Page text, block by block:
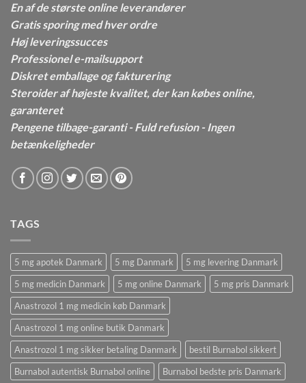
En af de største online leverandører
Gratis sporing med hver ordre
Høj leveringssucces
Professionel e-mailsupport
Diskret emballage og fakturering
Steroider af højeste kvalitet, der kan købes online,
garanteret
Pengene tilbage-garanti - Fuld refusion - Ingen
betænkeligheder
TAGS
5 mg apotek Danmark 5 mg Danmark
5 mg levering Danmark
5 mg medicin Danmark
5 mg online Danmark
5 mg pris Danmark
Anastrozol 1 mg medicin køb Danmark
Anastrozol 1 mg online butik Danmark
Anastrozol 1 mg sikker betaling Danmark
bestil Burnabol sikkert
Burnabol autentisk Burnabol online
Burnabol bedste pris Danmark